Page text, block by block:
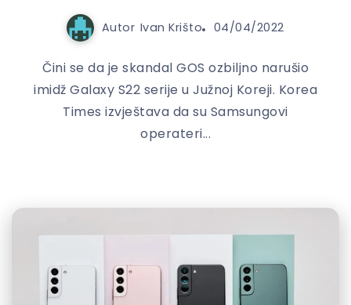
Autor Ivan Krišto 04/04/2022
Čini se da je skandal GOS ozbiljno narušio
imidž Galaxy S22 serije u Južnoj Koreji. Korea
Times izvještava da su Samsungovi
operateri...